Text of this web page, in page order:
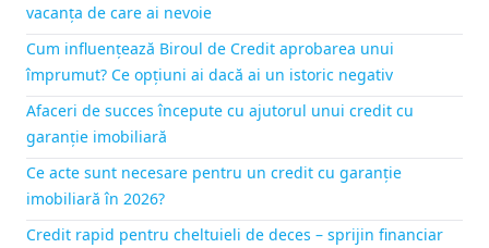
vacanța de care ai nevoie
Cum influențează Biroul de Credit aprobarea unui
împrumut? Ce opțiuni ai dacă ai un istoric negativ
Afaceri de succes începute cu ajutorul unui credit cu
garanție imobiliară
Ce acte sunt necesare pentru un credit cu garanție
imobiliară în 2026?
Credit rapid pentru cheltuieli de deces – sprijin financiar